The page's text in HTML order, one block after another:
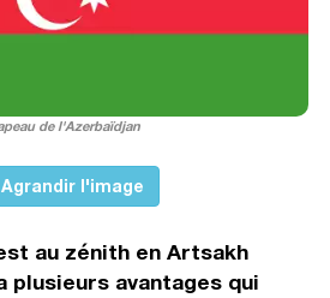
de l'Azerbaïdjan
Agrandir l'image
au zénith en Artsakh
plusieurs avantages qui